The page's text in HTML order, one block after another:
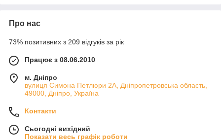
Про нас
73% позитивних з 209 відгуків за рік
Працює з 08.06.2010
м. Дніпро
вулиця Симона Петлюри 2А, Дніпропетровська область,
49000, Дніпро, Україна
Контакти
Сьогодні вихідний
Показати весь графік роботи